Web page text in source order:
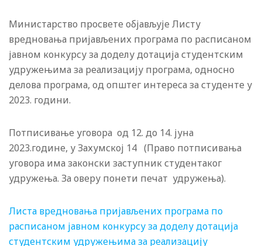
Министарство просвете објављује Листу
вредновања пријављених програма по расписаном
јавном конкурсу за доделу дотација студентским
удружењима за реализацију програма, односно
делова програма, од општег интереса за студенте у
2023. години.
Потписивање уговора од 12. до 14. јуна
2023.године, у Захумској 14 (Право потписивања
уговора има законски заступник студентаког
удружења. За оверу понети печат удружења).
Листа вредновања пријављених програма по
расписаном јавном конкурсу за доделу дотација
студентским удружењима за реализацију